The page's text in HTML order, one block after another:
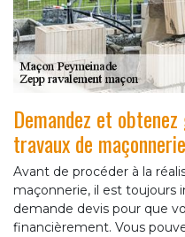
Demandez et
travaux de
Avant de procéder à la
maçonnerie, il est toujours
demande devis pour que
financièrement. Vous